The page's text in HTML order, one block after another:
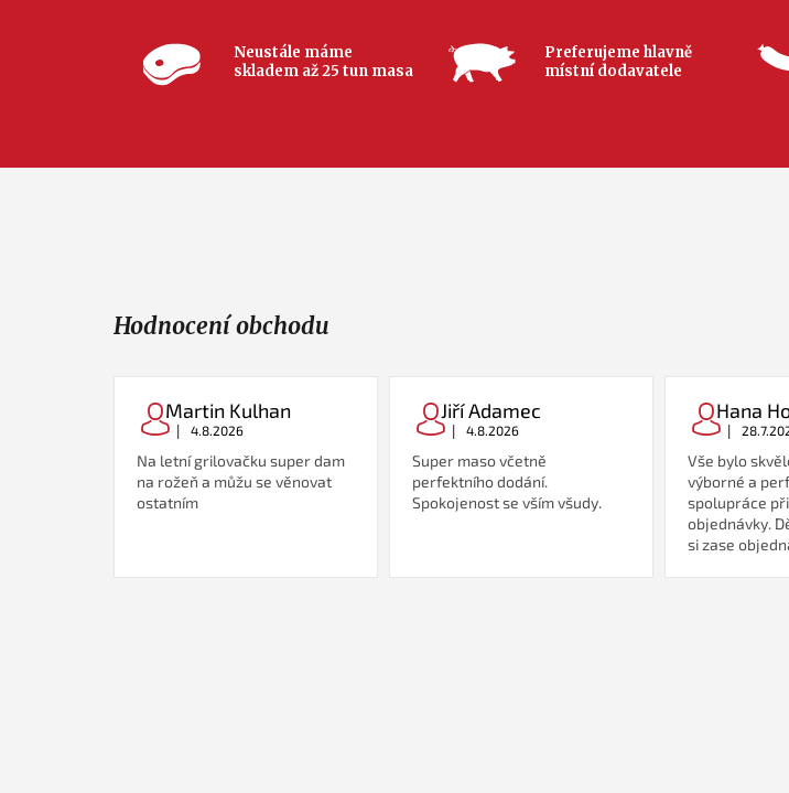
Neustále máme
skladem až 25 tun masa
Preferujeme hlavně
místní dodavatele
Hodnocení obchodu
Martin Kulhan
| 4.8.2026
Na letní grilovačku super dam
na rožeň a můžu se věnovat
ostatním
Jiří Adamec
| 4.8.2026
Super maso včetně
perfektního dodání.
Spokojenost se vším všudy.
Hana
|
Vše bylo
výborné a
spolupráce
objednávky.
si zase